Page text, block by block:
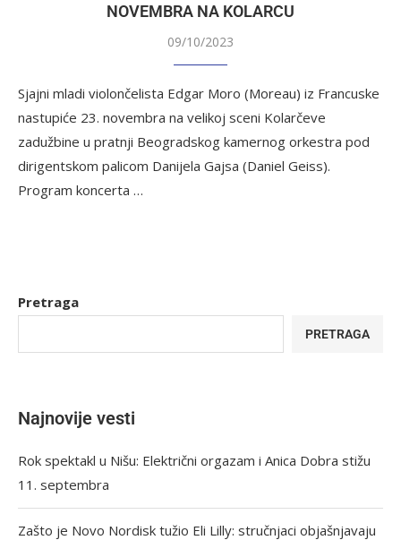
NOVEMBRA NA KOLARCU
09/10/2023
Sjajni mladi violončelista Edgar Moro (Moreau) iz Francuske
nastupiće 23. novembra na velikoj sceni Kolarčeve
zadužbine u pratnji Beogradskog kamernog orkestra pod
dirigentskom palicom Danijela Gajsa (Daniel Geiss).
Program koncerta …
Pretraga
PRETRAGA
Najnovije vesti
Rok spektakl u Nišu: Električni orgazam i Anica Dobra stižu
11. septembra
Zašto je Novo Nordisk tužio Eli Lilly: stručnjaci objašnjavaju